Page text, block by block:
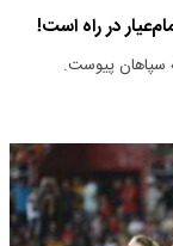
در راه است!
سپاهان پیوست.